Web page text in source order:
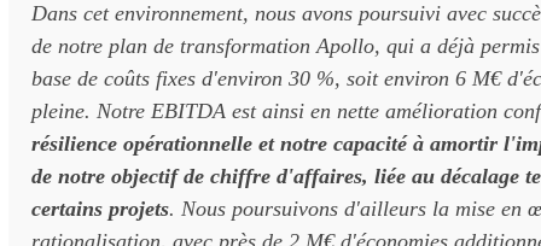
Dans cet environnement, nous avons poursuivi avec
de notre plan de transformation Apollo, qui a déjà
base de coûts fixes d'environ 30 %, soit environ 6 M€
pleine. Notre EBITDA est ainsi en nette amélioration
résilience opérationnelle et notre capacité à amortir
de notre objectif de chiffre d'affaires, liée au décalage
certains projets. Nous poursuivons d'ailleurs la mise en
rationalisation, avec près de 2 M€ d'économies